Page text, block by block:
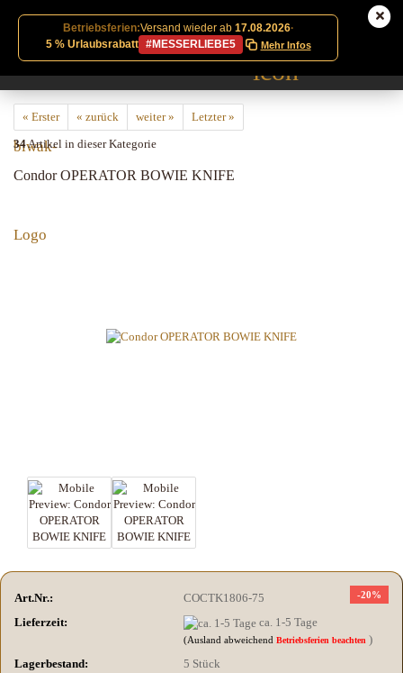
Betriebsferien:Versand wieder ab 17.08.2026·
5 % Urlaubsrabatt
#MESSERLIEBE5 Mehr Infos
« Erster « zurück weiter »
Letzter »
34Artikel in dieser Kategorie
Condor OPERATOR BOWIE KNIFE
-20%
Art.Nr.:
COCTK1806-75
Lieferzeit:
ca. 1-5 Tage
(Ausland abweichendBetriebsferien beachten )
Lagerbestand:
5 Stück